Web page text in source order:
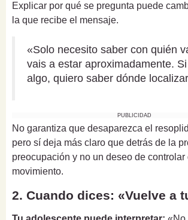
Explicar por qué se pregunta puede
la que recibe el mensaje.
«Solo necesito saber con quién
vais a estar aproximadamente.
algo, quiero saber dónde
PUBLICIDAD
No garantiza que desaparezca el
pero sí deja más claro que detrás de la
preocupación y no un deseo de controlar
movimiento.
2. Cuando dices: «Vuelve a